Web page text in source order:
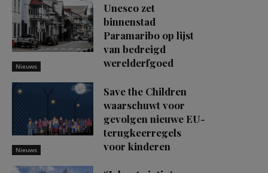
Nieuws
Unesco zet
binnenstad
Paramaribo op lijst
van bedreigd
werelderfgoed
Nieuws
Save the Children
waarschuwt voor
gevolgen nieuwe EU-
terugkeerregels
voor kinderen